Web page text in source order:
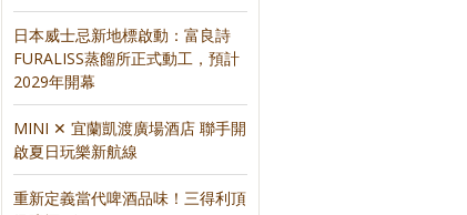
2020，感動我的十本書
日本威士忌新地標啟動：富良詩
FURALISS蒸餾所正式動工，預計
2029年開幕
MINI ✕ 宜蘭凱渡廣場酒店 聯手開
啟夏日玩樂新航線
重新定義當代啤酒品味！三得利頂